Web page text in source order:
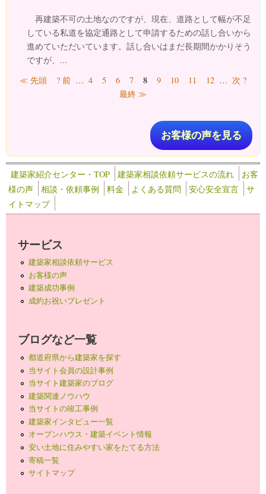
再建築不可の土地なのですが、現在、道路として幅が不足
している私道を協定通路として申請するための話し合いから
進めていただいています。話し合いはまだ長期間かかりそう
ですが、...
ページ
≪ 先頭 ? 前 … 4 5 6 7 8 9 10 11 12 … 次 ?
最終 ≫
お客様の声を見る
建築家紹介センター・TOP 建築家相談依頼サービスの流れ
お客
様の声
相談・依頼事例 料金 よくある質問 安心安全宣言
サ
イトマップ
サービス
建築家相談依頼サービス
お客様の声
建築成功事例
成約お祝いプレゼント
ブログなど一覧
都道府県から建築家を探す
当サイト会員の設計事例
当サイト建築家のブログ
建築関連ノウハウ
当サイトの竣工事例
建築家インタビュー一覧
オープンハウス・建築イベント情報
安い土地に住みやすい家をたてる方法
寄稿一覧
サイトマップ